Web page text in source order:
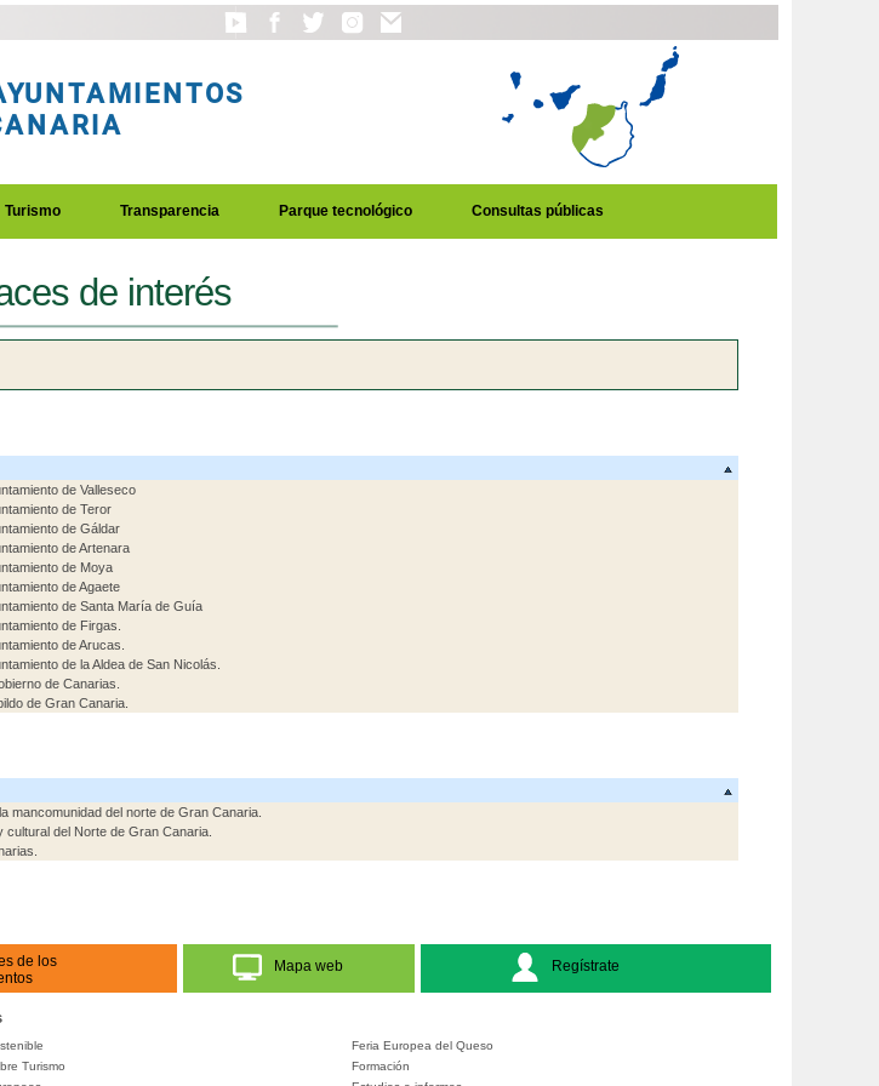
Turismo Transparencia Parque tecnológico Consultas públicas
de interés
de Valleseco
de Teror
de Gáldar
de Artenara
de Moya
de Agaete
de Santa María de Guía
de Firgas.
de Arucas.
de la Aldea de San Nicolás.
de Canarias.
de Gran Canaria.
mancomunidad del norte de Gran Canaria.
cultural del Norte de Gran Canaria.
de los
Mapa web Regístrate
Turismo
Feria Europea del Queso
Formación